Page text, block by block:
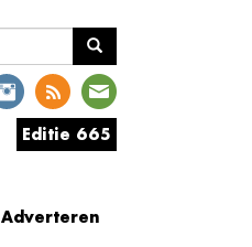
Editie 665
Adverteren